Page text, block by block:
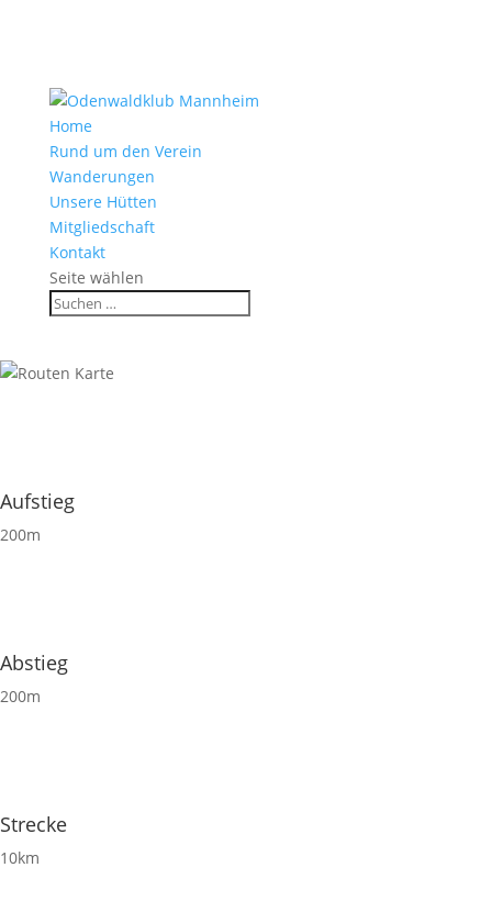
Home
Rund um den Verein
Wanderungen
Unsere Hütten
Mitgliedschaft
Kontakt
Seite wählen
Aufstieg
200m
Abstieg
200m
Strecke
10km